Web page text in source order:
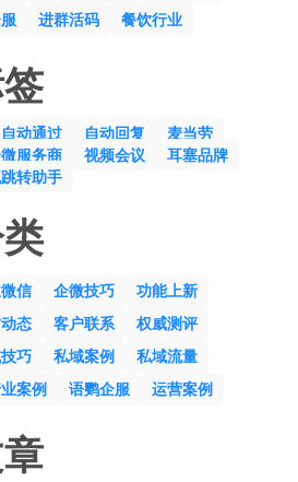
进群活码 餐饮行业
自动通过 自动回复
麦当劳
服务商 视频会议
耳塞品牌
转助手
信 企微技巧
功能上新
态 客户联系
权威测评
巧 私域案例
私域流量
案例 语鹦企服 运营案例